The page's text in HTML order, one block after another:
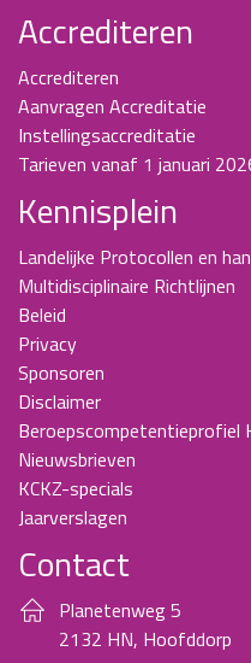
Accrediteren
Accrediteren
Aanvragen Accreditatie
Instellingsaccreditatie
Tarieven vanaf 1 januari
Kennisplein
Landelijke Protocollen en
Multidisciplinaire Richtlijnen
Beleid
Privacy
Sponsoren
Disclaimer
Beroepscompetentieprofiel
Nieuwsbrieven
KCKZ-specials
Jaarverslagen
Contact
Planetenweg 5
2132 HN, Hoofddorp